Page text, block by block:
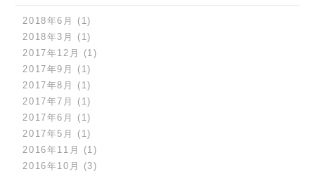
2018年6月
(1)
2018年3月
(1)
2017年12月
(1)
2017年9月
(1)
2017年8月
(1)
2017年7月
(1)
2017年6月
(1)
2017年5月
(1)
2016年11月
(1)
2016年10月
(3)